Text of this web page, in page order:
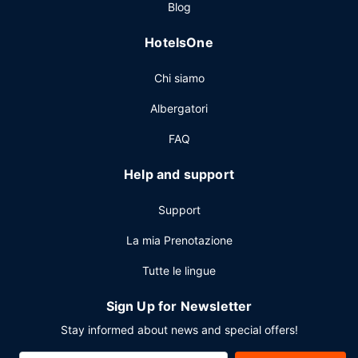
lavaggio a secco, una reception aperta 24 ore su 24 e
disponibili per eventi. Il un parcheggio gratuito è
Blog
HotelsOne
Chi siamo
Albergatori
FAQ
Help and support
Support
La mia Prenotazione
Tutte le lingue
Sign Up for Newsletter
Stay informed about news and special offers!